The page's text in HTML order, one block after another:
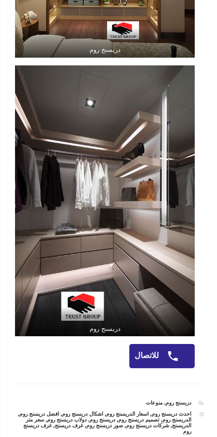
دريسنج روم
دريسنج روم
للاتصال
CATEGORIES
دريسنج روم,منوعات
TAGS
احدث دريسنج روم, اسعار الدريسنج روم, اشكال دريسنج روم, افضل دريسنج روم,
الدريسنج روم,تصميم دريسنج روم,دريسنج روم,دولاب دريسنج روم,سعر متر
الدريسنج,شركات دريسنج روم,صور دريسنج روم,غرف دريسنج,غرف دريسنج
روم